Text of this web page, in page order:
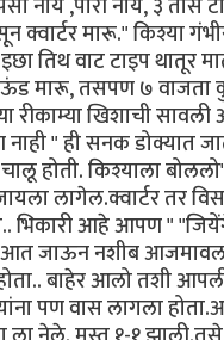
मारू." किश्या
तिथ वाट टाइप थातूर
मारू, तसपण ७ वाजता
खिशाची सावली
" ही सनक डोक्यात
होती. किश्याला
लागेल.क्वार्टर तर
भिकारी आहे आपण "
जाऊन नशीब
बाहेर आलो तशी
पण वास लागला